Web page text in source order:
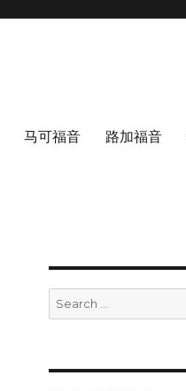
马可福音 路加福音
Search
for: